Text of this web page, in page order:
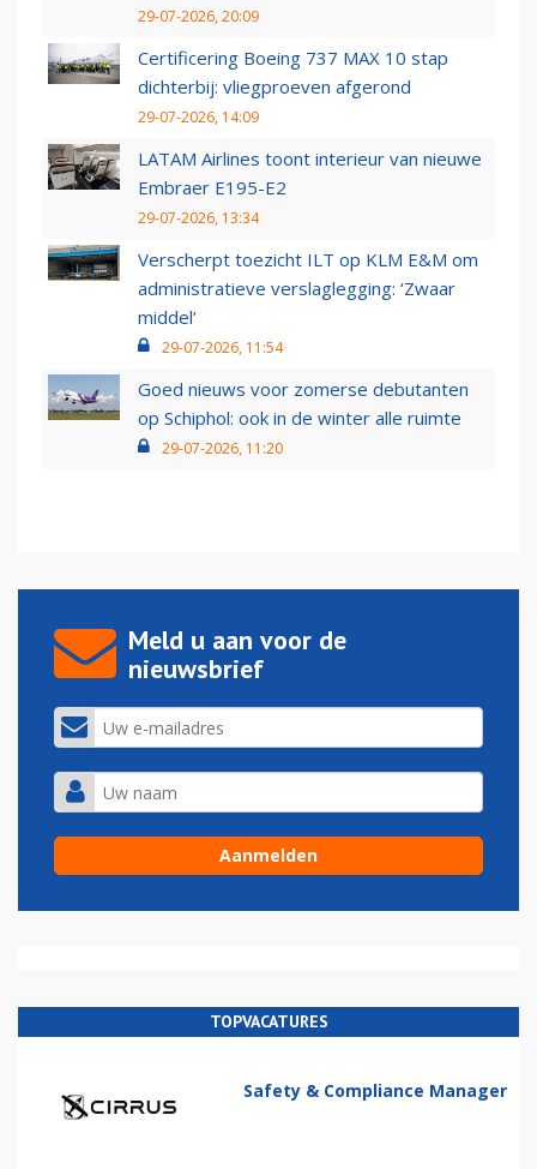
29-07-2026, 20:09
Certificering Boeing 737 MAX 10 stap
dichterbij: vliegproeven afgerond
29-07-2026, 14:09
LATAM Airlines toont interieur van nieuwe
Embraer E195-E2
29-07-2026, 13:34
Verscherpt toezicht ILT op KLM E&M om
administratieve verslaglegging: ‘Zwaar
middel’
29-07-2026, 11:54
Goed nieuws voor zomerse debutanten
op Schiphol: ook in de winter alle ruimte
29-07-2026, 11:20
Meld u aan voor de
nieuwsbrief
TOPVACATURES
Safety & Compliance Manager